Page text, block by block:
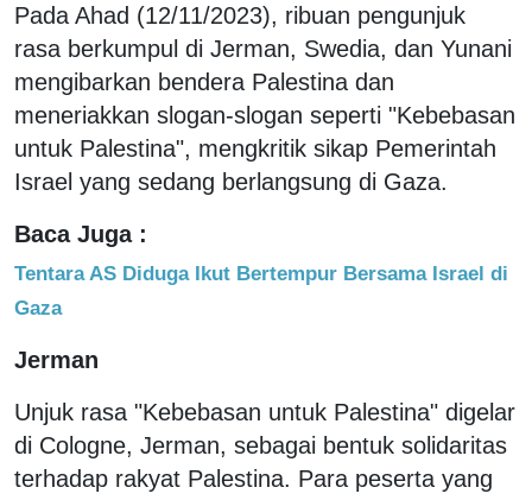
Pada Ahad (12/11/2023), ribuan pengunjuk
rasa berkumpul di Jerman, Swedia, dan Yunani
mengibarkan bendera Palestina dan
meneriakkan slogan-slogan seperti "Kebebasan
untuk Palestina", mengkritik sikap Pemerintah
Israel yang sedang berlangsung di Gaza.
Baca Juga :
Tentara AS Diduga Ikut Bertempur Bersama Israel di
Gaza
Jerman
Unjuk rasa "Kebebasan untuk Palestina" digelar
di Cologne, Jerman, sebagai bentuk solidaritas
terhadap rakyat Palestina. Para peserta yang